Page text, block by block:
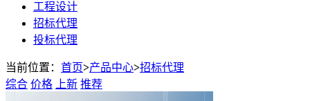
工程设计
招标代理
投标代理
当前位置： 首页>产品中心>招标代理
综合 价格 上新 推荐